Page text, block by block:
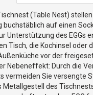
(Table Nest) stellen
buchstäblich auf einen
Unterstützung des EGGs
Tisch, die Kochinsel oder
vor der
Nebeneffekt: Durch die
vermeiden Sie versengte
Metallgestell des